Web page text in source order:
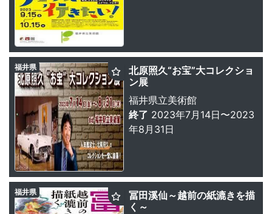
北原照久“お宝”大コレクショ
ン展
福井県立美術館
終了 2023年7月14日〜2023
年8月31日
福井県
冨田溪仙～越前の紙漉きを描
く～
福井県